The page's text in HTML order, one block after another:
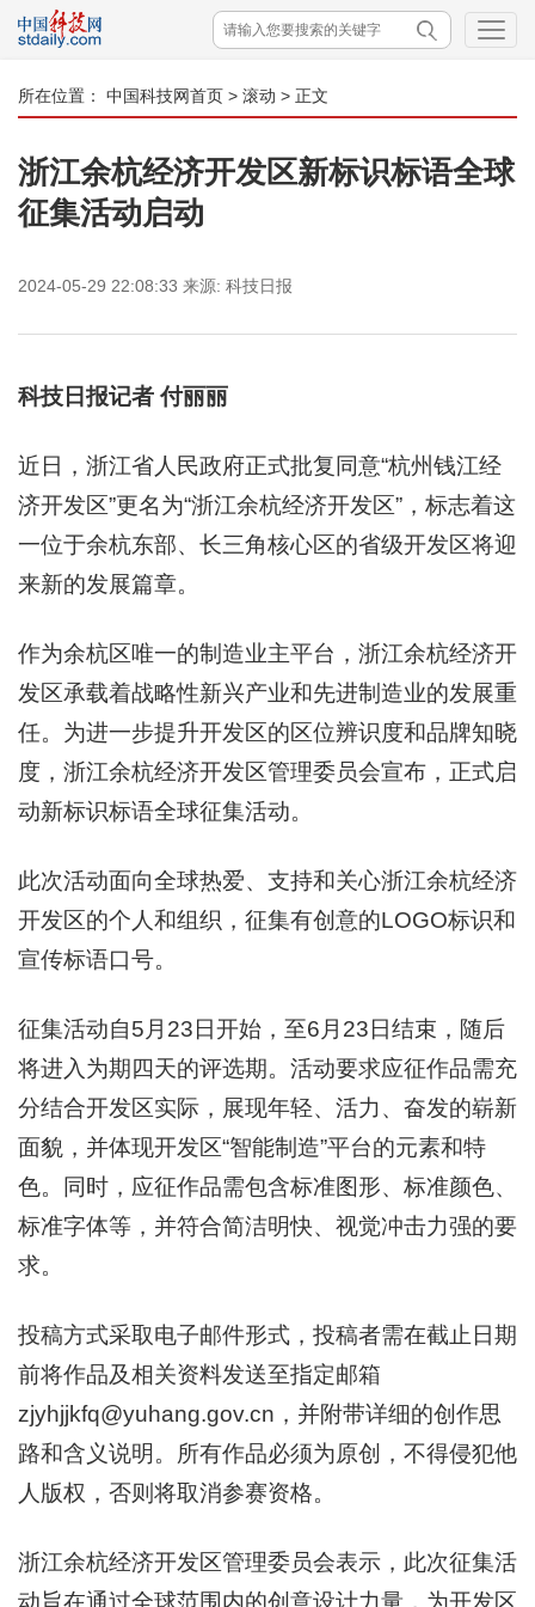
所在位置： 中国科技网首页 > 滚动 > 正文
浙江余杭经济开发区新标识标语全球
征集活动启动
2024-05-29 22:08:33 来源: 科技日报
科技日报记者 付丽丽
近日，浙江省人民政府正式批复同意“杭州钱江经
济开发区”更名为“浙江余杭经济开发区”，标志着这
一位于余杭东部、长三角核心区的省级开发区将迎
来新的发展篇章。
作为余杭区唯一的制造业主平台，浙江余杭经济开
发区承载着战略性新兴产业和先进制造业的发展重
任。为进一步提升开发区的区位辨识度和品牌知晓
度，浙江余杭经济开发区管理委员会宣布，正式启
动新标识标语全球征集活动。
此次活动面向全球热爱、支持和关心浙江余杭经济
开发区的个人和组织，征集有创意的LOGO标识和
宣传标语口号。
征集活动自5月23日开始，至6月23日结束，随后
将进入为期四天的评选期。活动要求应征作品需充
分结合开发区实际，展现年轻、活力、奋发的崭新
面貌，并体现开发区“智能制造”平台的元素和特
色。同时，应征作品需包含标准图形、标准颜色、
标准字体等，并符合简洁明快、视觉冲击力强的要
求。
投稿方式采取电子邮件形式，投稿者需在截止日期
前将作品及相关资料发送至指定邮箱
zjyhjjkfq@yuhang.gov.cn，并附带详细的创作思
路和含义说明。所有作品必须为原创，不得侵犯他
人版权，否则将取消参赛资格。
浙江余杭经济开发区管理委员会表示，此次征集活
动旨在通过全球范围内的创意设计力量，为开发区